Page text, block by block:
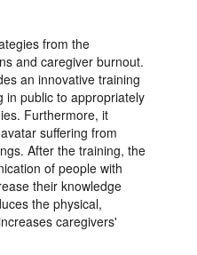
from the
and caregiver burnout.
an innovative training
in public to appropriately
Furthermore, it
suffering from
After the training, the
of people with
their knowledge
the physical,
caregivers'